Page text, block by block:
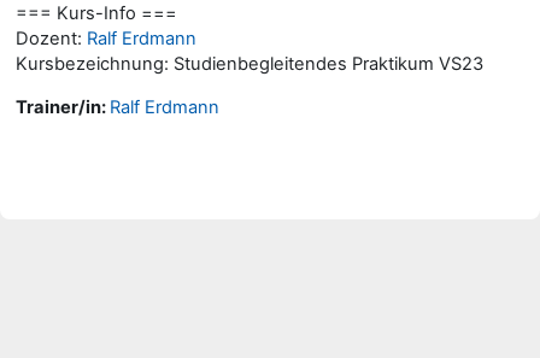
=== Kurs-Info ===
Dozent: Ralf Erdmann
Kursbezeichnung: Studienbegleitendes Praktikum VS23
Trainer/in: Ralf Erdmann